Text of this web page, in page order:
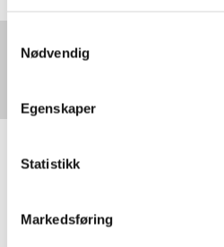
Nødvendig
Egenskaper
Statistikk
Markedsføring
står på agendaen. Vi
økodesignkrav
Hva dekker